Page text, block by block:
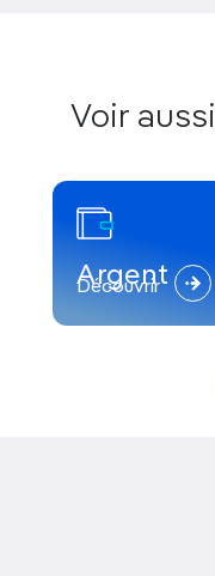
Voir aussi
Argent
Découvrir